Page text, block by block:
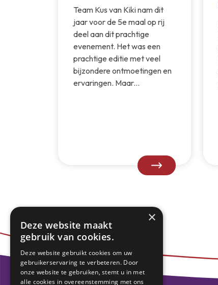
Team Kus van Kiki nam dit
jaar voor de 5e maal op rij
deel aan dit prachtige
evenement. Het was een
prachtige editie met veel
bijzondere ontmoetingen en
ervaringen. Maar...
×
Deze website maakt
gebruik van cookies.
Deze website gebruikt cookies om uw
gebruikerservaring te verbeteren. Door
onze website te gebruiken, stemt u in met
alle cookies in overeenstemming met ons